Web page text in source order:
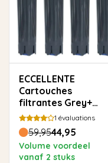
ECCELLENTE
Cartouches
filtrantes Grey+
pour Jura - Pack de
4
1 évaluations
59,9544,95
Volume voordeel
vanaf 2 stuks